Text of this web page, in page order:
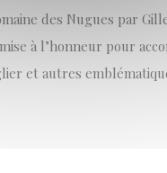
des Nugues par
à l’honneur pour
et autres